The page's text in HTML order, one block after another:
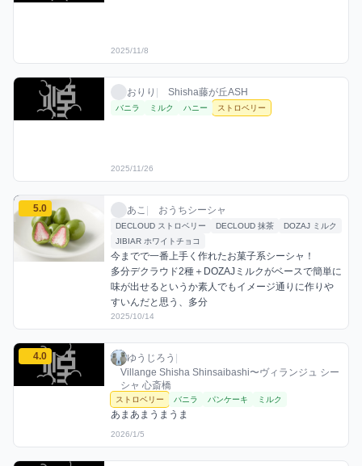
2025/11/8
おりりのストロベリーミックスを見る
おりり / お店シーシャ / 2025年11月26日
おりり Shisha藤が丘ASH
利用フレーバー
バニラ ミルク ハニー ストロベリー
2025/11/26
あこのストロベリーミックスを見る
5.0 あこ / おうちシーシャ / 2025年10月14日
あこ おうちシーシャ
利用フレーバー
DECLOUD ストロベリー DECLOUD 抹茶
DOZAJ ミルク
JIBIAR ホワイトチョコ
コメント
今までで一番上手く作れたお菓子系シーシャ！
多分デクラウド2種＋DOZAJミルクがベースで簡単に
味が出せるというか素人でもイメージ通りに作りや
すいんだと思う、多分
評価
2025/10/14
ゆうじろうのストロベリーミックスを見る
4.0 ゆうじろう / お店シーシャ / 2026年1月5日
ゆうじろう
Villange Shisha Shinsaibashi〜ヴィランジュ シー
シャ 心斎橋
利用フレーバー
ストロベリー バニラ パンケーキ ミルク
コメント
あまあまうまうま
評価
2026/1/5